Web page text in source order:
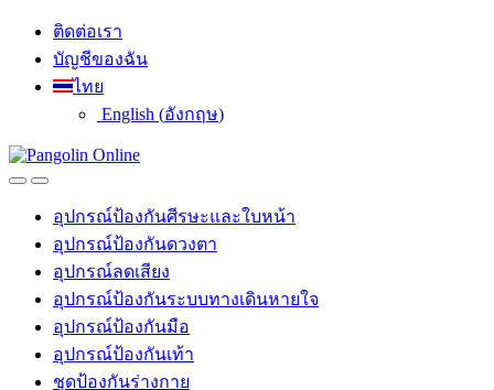
Skip
navigation
Skip
content
ติดต่อเรา
บัญชีของฉัน
ไทย
English (อังกฤษ)
อุปกรณ์ป้องกันศีรษะและใบหน้า
อุปกรณ์ป้องกันดวงตา
อุปกรณ์ลดเสียง
อุปกรณ์ป้องกันระบบทางเดินหายใจ
อุปกรณ์ป้องกันมือ
อุปกรณ์ป้องกันเท้า
ชุดป้องกันร่างกาย